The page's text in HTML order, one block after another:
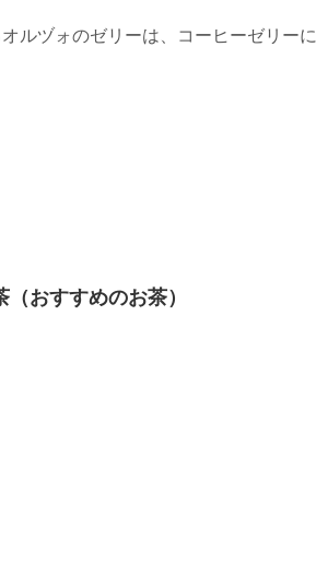
ルヅォのゼリーは、コーヒーゼリーに
おすすめのお茶）